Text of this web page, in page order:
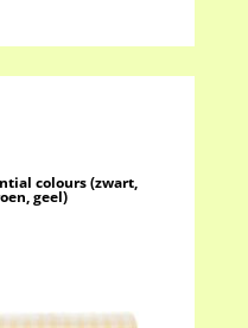
colours (zwart,
geel)